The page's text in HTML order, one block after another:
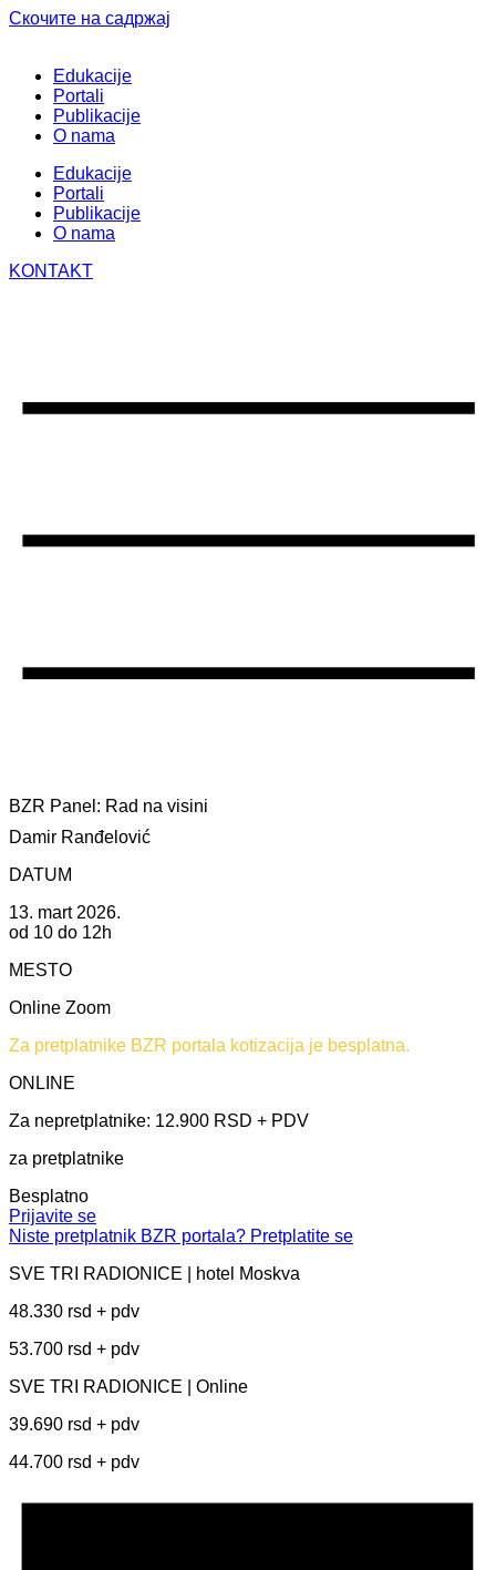
Скочите на садржај
Edukacije
Portali
Publikacije
O nama
Edukacije
Portali
Publikacije
O nama
KONTAKT
BZR Panel: Rad na visini
Damir Ranđelović
DATUM
13. mart 2026.
od 10 do 12h
MESTO
Online Zoom
Za pretplatnike BZR portala kotizacija je besplatna.
ONLINE
Za nepretplatnike: 12.900 RSD + PDV
za pretplatnike
Besplatno
Prijavite se
Niste pretplatnik BZR portala? Pretplatite se
SVE TRI RADIONICE | hotel Moskva
48.330 rsd + pdv
53.700 rsd + pdv
SVE TRI RADIONICE | Online
39.690 rsd + pdv
44.700 rsd + pdv